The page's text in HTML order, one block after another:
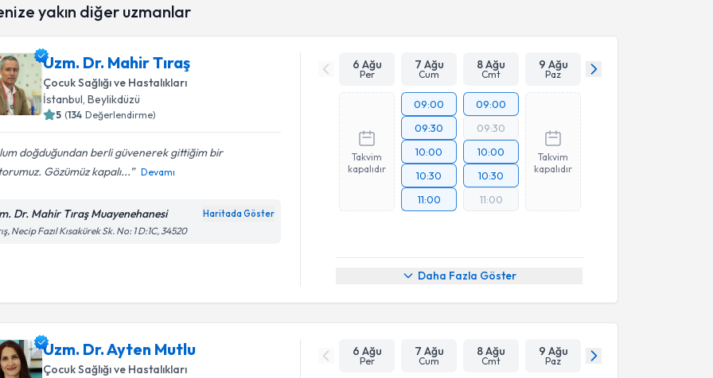
yakın diğer uzmanlar
Uzm. Dr. Mahir Tıraş
Çocuk Sağlığı ve Hastalıkları
İstanbul , Beylikdüzü
5 (134 Değerlendirme)
doğduğundan berli güvenerek gittiğim bir
Gözümüz kapalı...
Devamı
Dr. Mahir Tıraş Muayenehanesi Haritada Göster
Necip Fazıl Kısakürek Sk. No: 1 D:1C, 34520
6 Ağu
Per
7 Ağu
Cum
8 Ağu
Cmt
9 Ağu
Paz
Takvim
kapalıdır
09:00
09:30
10:00
10:30
11:00
09:00
09:30
10:00
10:30
11:00
Takvim
kapalıdır
Daha Fazla Göster
Uzm. Dr. Ayten Mutlu
Çocuk Sağlığı ve Hastalıkları
6 Ağu
Per
7 Ağu
Cum
8 Ağu
Cmt
9 Ağu
Paz